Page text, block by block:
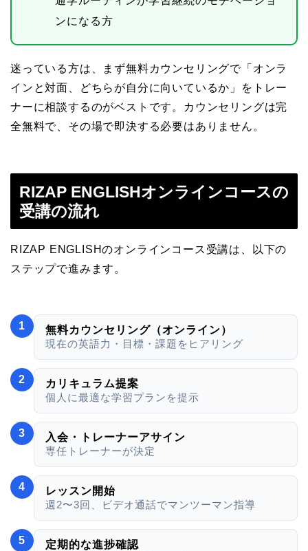
ンになる方
迷っている方は、まず無料カウンセリングで「オンラ
インと対面、どちらが自分に向いているか」をトレー
ナーに相談するのがベストです。カウンセリングは完
全無料で、その場で即決する必要はありません。
RIZAP ENGLISHオンラインコースの
受講の流れ
RIZAP ENGLISHのオンラインコース受講は、以下の
ステップで進みます。
1 無料カウンセリング（オンライン）
現在の英語力・目標・課題をヒアリング
2 カリキュラム提案
個人に最適な学習プランを提示
3 入会・トレーナーアサイン
専任トレーナーが決定
4 レッスン開始
週2〜3回、ビデオ通話でマンツーマン指導
5 定期的な進捗確認